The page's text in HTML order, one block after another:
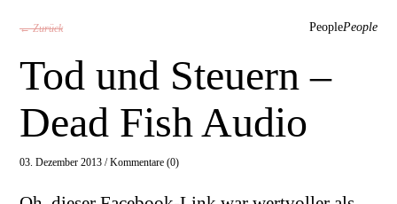
← Zurück PeoplePeople
Tod und Steuern –
Dead Fish Audio
03. Dezember 2013 /Kommentare (0)